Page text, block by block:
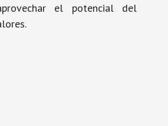
el potencial del